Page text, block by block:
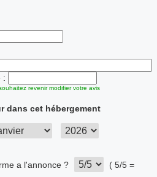
:
revenir modifier votre avis
dans cet hébergement
a l'annonce ?
( 5/5 =